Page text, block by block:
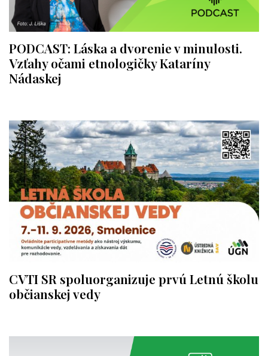
PODCAST: Láska a dvorenie v minulosti.
Vzťahy očami etnologičky Kataríny
Nádaskej
CVTI SR spoluorganizuje prvú Letnú školu
občianskej vedy